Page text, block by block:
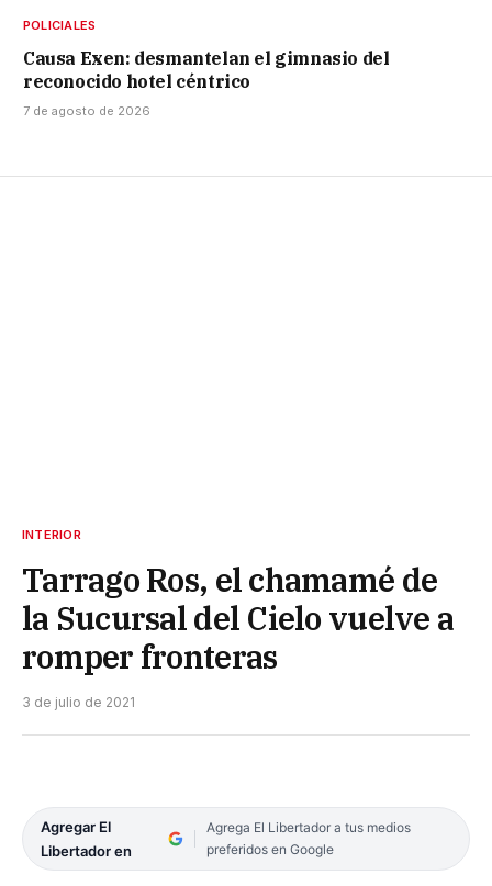
POLICIALES
Causa Exen: desmantelan el gimnasio del
reconocido hotel céntrico
7 de agosto de 2026
INTERIOR
Tarrago Ros, el chamamé de
la Sucursal del Cielo vuelve a
romper fronteras
3 de julio de 2021
Agregar El
Libertador en
Agrega El Libertador a tus medios
preferidos en Google